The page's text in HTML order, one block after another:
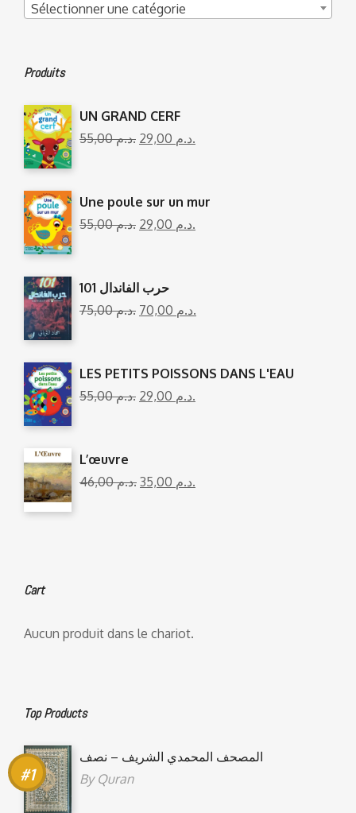
Sélectionner une catégorie
Produits
UN GRAND CERF
55,00
د.م. 29,00 د.م.
Une poule sur un mur
55,00
د.م. 29,00 د.م.
101 حرب الفاندال
75,00
د.م. 70,00 د.م.
LES PETITS POISSONS DANS L'EAU
55,00
د.م. 29,00 د.م.
L’œuvre
46,00
د.م. 35,00 د.م.
Cart
Aucun produit dans le chariot.
Top Products
المصحف المحمدي الشريف – نصف
By Quran